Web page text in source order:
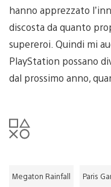
hanno apprezzato
discosta da quanto
supereroi. Quindi mi
PlayStation possano
dal prossimo anno,
Megaton Rainfall Paris